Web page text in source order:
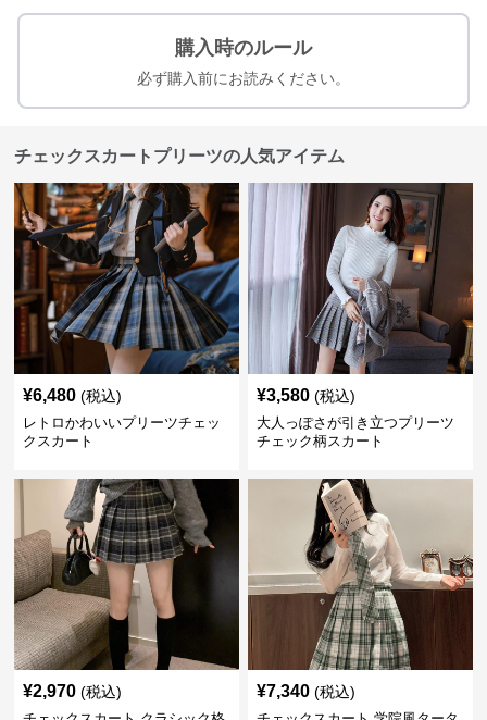
購入時のルール
必ず購入前にお読みください。
チェックスカートプリーツの人気アイテム
¥6,480 (税込)
レトロかわいいプリーツチェッ
クスカート
¥3,580 (税込)
大人っぽさが引き立つプリーツ
チェック柄スカート
¥2,970 (税込) ¥7,340 (税込)